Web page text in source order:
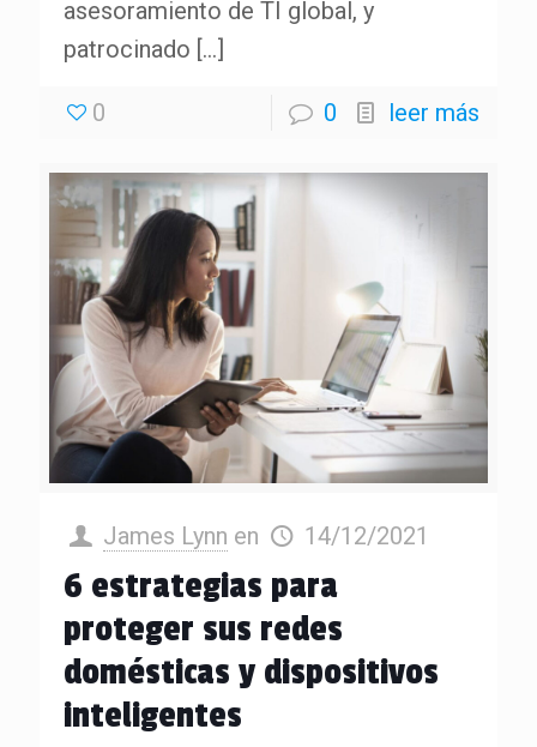
asesoramiento de TI global, y
patrocinado […]
0 0 leer más
James Lynn en 14/12/2021
6 estrategias para
proteger sus redes
domésticas y dispositivos
inteligentes